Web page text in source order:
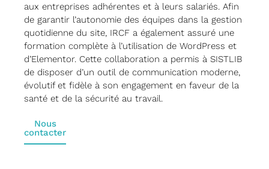
aux entreprises adhérentes et à leurs salariés. Afin
de garantir l’autonomie des équipes dans la gestion
quotidienne du site, IRCF a également assuré une
formation complète à l’utilisation de WordPress et
d’Elementor. Cette collaboration a permis à SISTLIB
de disposer d’un outil de communication moderne,
évolutif et fidèle à son engagement en faveur de la
santé et de la sécurité au travail.
Nous
contacter